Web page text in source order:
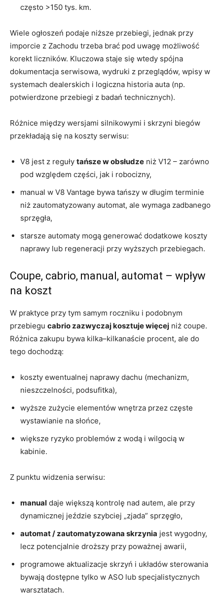
często >150 tys. km.
Wiele ogłoszeń podaje niższe przebiegi, jednak przy
imporcie z Zachodu trzeba brać pod uwagę możliwość
korekt liczników. Kluczowa staje się wtedy spójna
dokumentacja serwisowa, wydruki z przeglądów, wpisy w
systemach dealerskich i logiczna historia auta (np.
potwierdzone przebiegi z badań technicznych).
Różnice między wersjami silnikowymi i skrzyni biegów
przekładają się na koszty serwisu:
V8 jest z reguły tańsze w obsłudze niż V12 – zarówno
pod względem części, jak i robocizny,
manual w V8 Vantage bywa tańszy w długim terminie
niż zautomatyzowany automat, ale wymaga zadbanego
sprzęgła,
starsze automaty mogą generować dodatkowe koszty
naprawy lub regeneracji przy wyższych przebiegach.
Coupe, cabrio, manual, automat – wpływ
na koszt
W praktyce przy tym samym roczniku i podobnym
przebiegu cabrio zazwyczaj kosztuje więcej niż coupe.
Różnica zakupu bywa kilka–kilkanaście procent, ale do
tego dochodzą:
koszty ewentualnej naprawy dachu (mechanizm,
nieszczelności, podsufitka),
wyższe zużycie elementów wnętrza przez częste
wystawianie na słońce,
większe ryzyko problemów z wodą i wilgocią w
kabinie.
Z punktu widzenia serwisu:
manual daje większą kontrolę nad autem, ale przy
dynamicznej jeździe szybciej „zjada” sprzęgło,
automat / zautomatyzowana skrzynia jest wygodny,
lecz potencjalnie droższy przy poważnej awarii,
programowe aktualizacje skrzyń i układów sterowania
bywają dostępne tylko w ASO lub specjalistycznych
warsztatach.